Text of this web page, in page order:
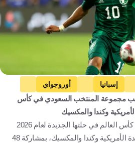
إسبانيا
أوروجواي
مجموعة المنتخب السعودي في كأس
يترقب عشاق كرة القدم بطولة كأس العالم في حلتها الجديدة لعام 2026
والتي تستضيفها الولايات المتحدة الأمريكية وكندا والمكسيك، بمشاركة 48